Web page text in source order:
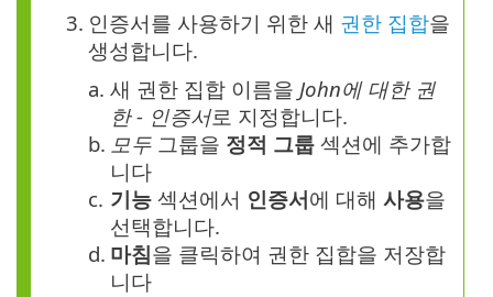
3. 인증서를 사용하기 위한 새 권한 집합을
생성합니다.
a. 새 권한 집합 이름을 John에 대한 권
한 - 인증서로 지정합니다.
b. 모두 그룹을 정적 그룹 섹션에 추가합
니다
c. 기능 섹션에서 인증서에 대해 사용을
선택합니다.
d. 마침을 클릭하여 권한 집합을 저장합
니다